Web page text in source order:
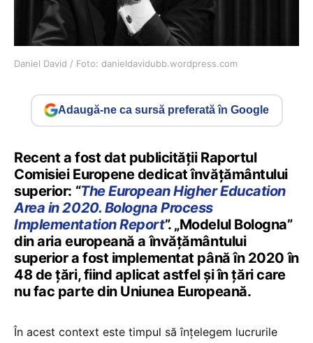
Daniel David / Foto: danieldavidubb.wordpress.com
Adaugă-ne ca sursă preferată în Google
Recent a fost dat publicității Raportul
Comisiei Europene dedicat învățământului
superior: “The European Higher Education
Area in 2020. Bologna Process
Implementation Report”. „Modelul Bologna”
din aria europeană a învățământului
superior a fost implementat până în 2020 în
48 de țări, fiind aplicat astfel și în țări care
nu fac parte din Uniunea Europeană.
În acest context este timpul să înțelegem lucrurile